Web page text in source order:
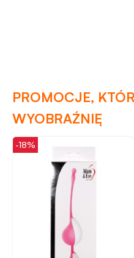
PROMOCJE,
WYOBRAŹNIĘ
-18%